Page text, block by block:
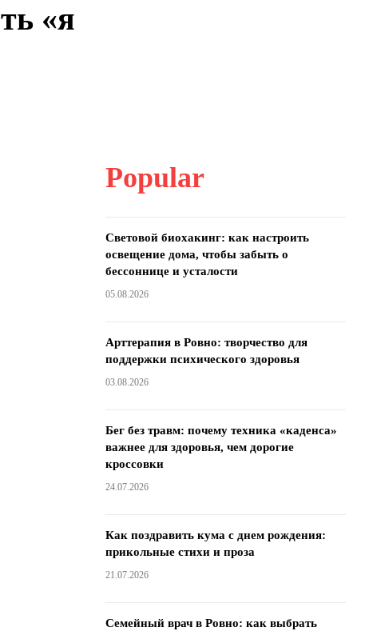
«я
Popular
Световой биохакинг: как настроить
освещение дома, чтобы забыть о
бессоннице и усталости
05.08.2026
Арттерапия в Ровно: творчество для
поддержки психического здоровья
03.08.2026
Бег без травм: почему техника «каденса»
важнее для здоровья, чем дорогие
кроссовки
24.07.2026
Как поздравить кума с днем ​​рождения:
прикольные стихи и проза
21.07.2026
Семейный врач в Ровно: как выбрать